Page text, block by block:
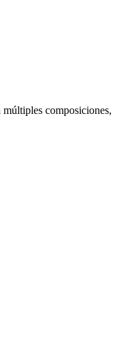
múltiples composiciones,